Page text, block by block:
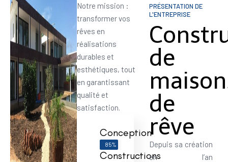
Notre mission :
transformer vos
rêves en
réalisations
durables et
esthétiques, tout
en garantissant
qualité et
satisfaction.
Conception
85%
Constructions
PRÉSENTATION DE
L'ENTREPRISE
de
de
rêve
Depuis sa création
en l’an